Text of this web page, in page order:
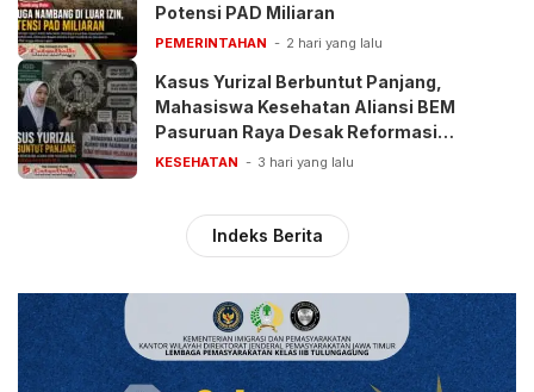
Potensi PAD Miliaran
PEMERINTAHAN 2 hari yang lalu
Kasus Yurizal Berbuntut Panjang,
Mahasiswa Kesehatan Aliansi BEM
Pasuruan Raya Desak Reformasi
Pelayanan BPJS
KESEHATAN 3 hari yang lalu
Indeks Berita